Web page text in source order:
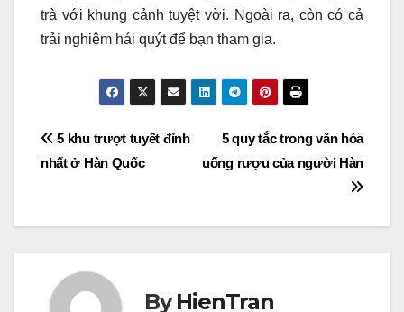
trà với khung cảnh tuyệt vời. Ngoài ra, còn có cả
trải nghiệm hái quýt để bạn tham gia.
Post
navigation
5 quy tắc trong văn hóa
uống rượu của người Hàn
5 khu trượt tuyết đỉnh
nhất ở Hàn Quốc
ByHienTran